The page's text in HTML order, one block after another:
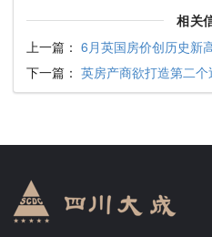
相关
上一篇： 6月英国房价创历史新
下一篇： 英房产商欲打造第二